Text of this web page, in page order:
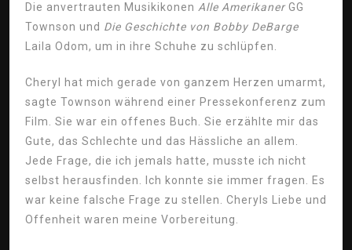
Die anvertrauten Musikikonen Alle Amerikaner GG
Townson und Die Geschichte von Bobby DeBarge
Laila Odom, um in ihre Schuhe zu schlüpfen.
Cheryl hat mich gerade von ganzem Herzen umarmt,
sagte Townson während einer Pressekonferenz zum
Film. Sie war ein offenes Buch. Sie erzählte mir das
Gute, das Schlechte und das Hässliche an allem.
Jede Frage, die ich jemals hatte, musste ich nicht
selbst herausfinden. Ich konnte sie immer fragen. Es
war keine falsche Frage zu stellen. Cheryls Liebe und
Offenheit waren meine Vorbereitung.